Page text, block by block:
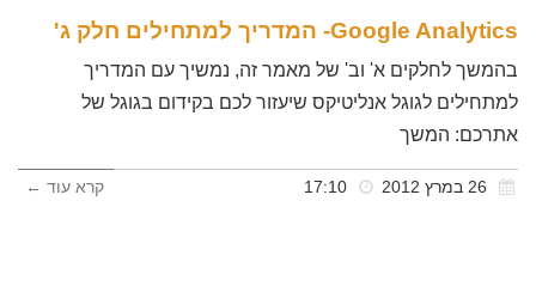
Google Analytics- המדריך למתחילים חלק ג'
בהמשך לחלקים א' וב' של מאמר זה, נמשיך עם המדריך
למתחילים לגוגל אנליטיקס שיעזור לכם בקידום בגוגל של
אתרכם: המשך
קרא עוד ←